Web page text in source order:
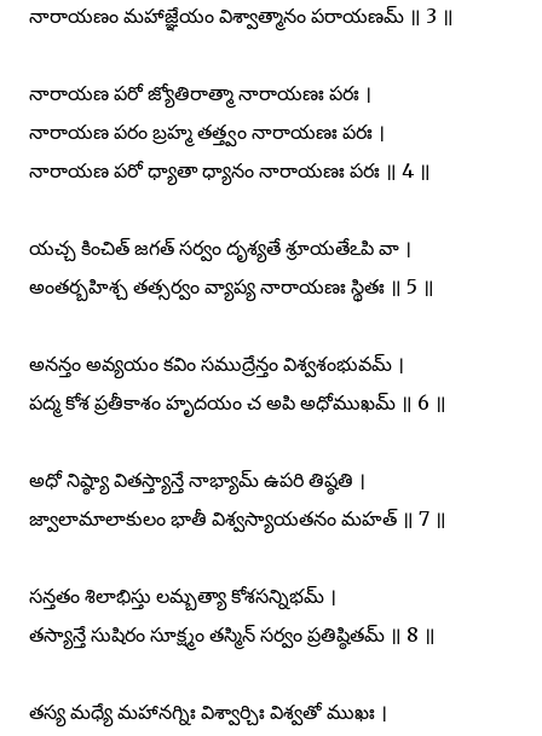
నారాయణం మహాజ్ఞేయం విశ్వాత్మానం పరాయణమ్ ॥ 3 ॥
నారాయణ పరో జ్యోతిరాత్మా నారాయణః పరః ।
నారాయణ పరం బ్రహ్మ తత్త్వం నారాయణః పరః ।
నారాయణ పరో ధ్యాతా ధ్యానం నారాయణః పరః ॥ 4 ॥
యచ్చ కించిత్ జగత్ సర్వం దృశ్యతే శ్రూయతేఽపి వా ।
అంతర్బహిశ్చ తత్సర్వం వ్యాప్య నారాయణః స్థితః ॥ 5 ॥
అనన్తం అవ్యయం కవిం సముద్రేన్తం విశ్వశంభువమ్ ।
పద్మ కోశ ప్రతీకాశం హృదయం చ అపి అధోముఖమ్ ॥ 6 ॥
అధో నిష్ఠ్యా వితస్త్యాన్తే నాభ్యామ్ ఉపరి తిష్ఠతి ।
జ్వాలామాలాకులం భాతీ విశ్వస్యాయతనం మహత్ ॥ 7 ॥
సన్తతం శిలాభిస్తు లమ్బత్యా కోశసన్నిభమ్ ।
తస్యాన్తే సుషిరం సూక్ష్మం తస్మిన్ సర్వం ప్రతిష్ఠితమ్ ॥ 8 ॥
తస్య మధ్యే మహానగ్నిః విశ్వార్చిః విశ్వతో ముఖః ।